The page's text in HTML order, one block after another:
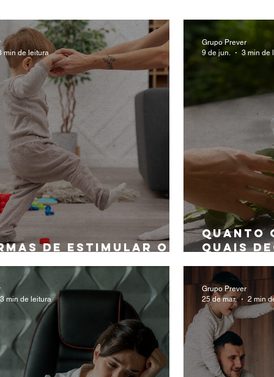
Saúde Teleconsulta Angeplus Podcast
Natal
de estimular o
min de leitura
Quanto
quais
horas
Grupo Prever
9 de jun.
3 min de
3 min de leitura
Grupo Prever
25 de mar.
2 min